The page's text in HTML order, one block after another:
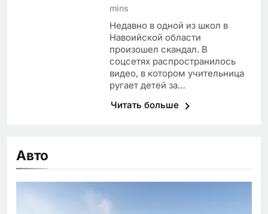
mins
Недавно в одной из школ в
Навоийской области
произошел скандал. В
соцсетях распространилось
видео, в котором учительница
ругает детей за…
Читать больше
Авто